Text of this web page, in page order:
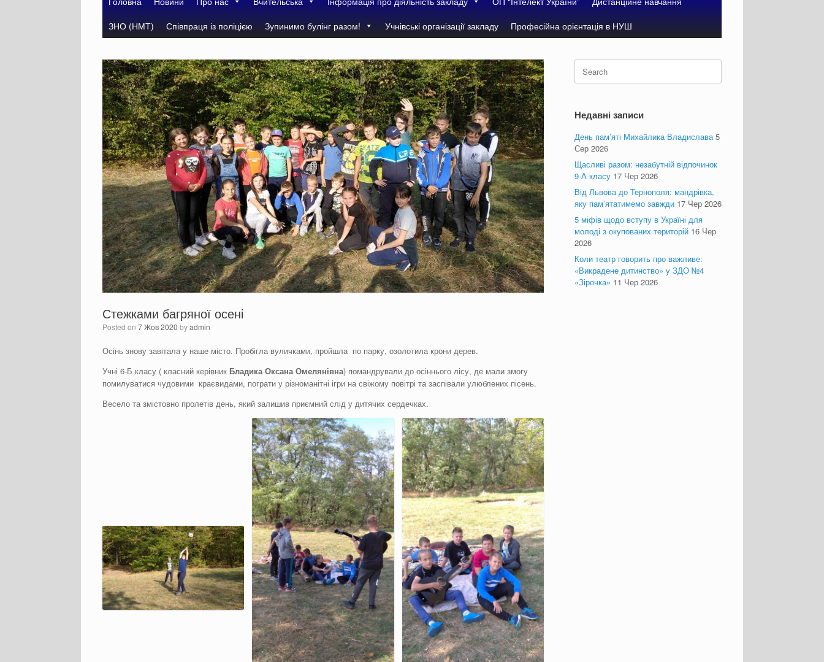
ЗНО (НМТ)
Співпраця із поліцією Зупинимо булінг разом! Учнівські організації закладу Професійна орієнтація в НУШ
Стежками багряної осені
Posted on 7 Жов 2020 byadmin
Осінь знову завітала у наше місто. Пробігла вуличками, пройшла по парку, озолотила крони дерев.
Учні 6-Б класу ( класний керівник БладикаОксана Омелянівна) помандрували до осіннього лісу, де мали змогу
помилуватися чудовими краєвидами, пограти у різноманітні ігри на свіжому повітрі та заспівали улюблених пісень.
Весело та змістовно пролетів день, який залишив приємний слід у дитячих сердечках.
Search
for:
Недавні записи
День пам’яті Михайлика Владислава 5
Сер 2026
Щасливі разом: незабутній відпочинок
9-А класу 17 Чер 2026
Від Львова до Тернополя: мандрівка,
яку пам’ятатимемо завжди 17 Чер 2026
5 міфів щодо вступу в Україні для
молоді з окупованих територій 16 Чер
2026
Коли театр говорить про важливе:
«Викрадене дитинство» у ЗДО №4
«Зірочка» 11 Чер 2026